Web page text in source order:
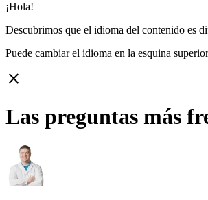
¡Hola!
Descubrimos que el idioma del contenido es
Puede cambiar el idioma en la esquina
close
Las preguntas más